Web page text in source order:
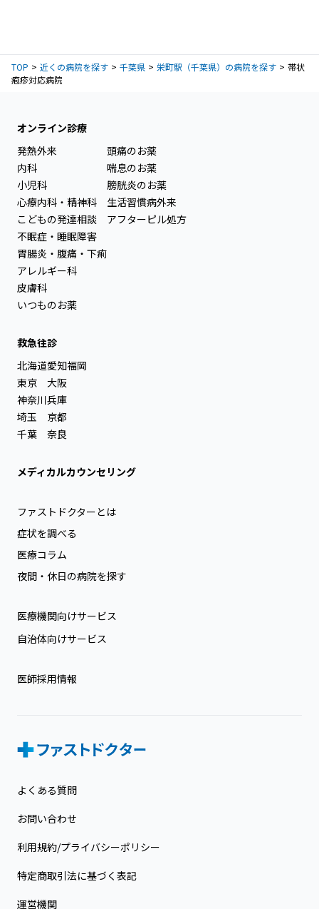
TOP 近くの病院を探す 千葉県 栄町駅（千葉県）の病院を探す
帯状
疱疹対応病院
オンライン診療
発熱外来
内科
小児科
心療内科・精神科
こどもの発達相談
不眠症・睡眠障害
胃腸炎・腹痛・下痢
アレルギー科
皮膚科
いつものお薬
頭痛のお薬
喘息のお薬
膀胱炎のお薬
生活習慣病外来
アフターピル処方
救急往診
北海道
東京
神奈川
埼玉
千葉
愛知
大阪
兵庫
京都
奈良
福岡
メディカルカウンセリング
ファストドクターとは
症状を調べる
医療コラム
夜間・休日の病院を探す
医療機関向けサービス
自治体向けサービス
医師採用情報
よくある質問
お問い合わせ
利用規約/プライバシーポリシー
特定商取引法に基づく表記
運営機関